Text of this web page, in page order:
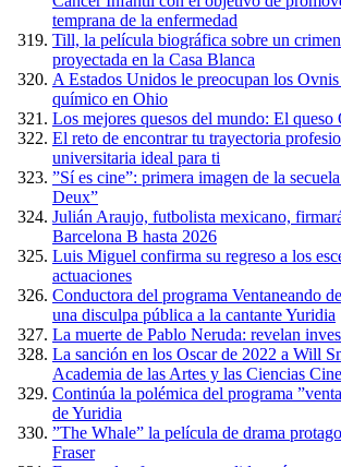
temprana de la enfermedad
Till, la película biográfica sobre un
proyectada en la Casa Blanca
A Estados Unidos le preocupan los
químico en Ohio
Los mejores quesos del mundo: El queso
El reto de encontrar tu trayectoria
universitaria ideal para ti
”Sí es cine”: primera imagen de la
Deux”
Julián Araujo, futbolista mexicano,
Barcelona B hasta 2026
Luis Miguel confirma su regreso a los
actuaciones
Conductora del programa Ventaneando
una disculpa pública a la cantante Yuridia
La muerte de Pablo Neruda: revelan
La sanción en los Oscar de 2022 a Will
Academia de las Artes y las Ciencias
Continúa la polémica del programa
de Yuridia
”The Whale” la película de drama
Fraser